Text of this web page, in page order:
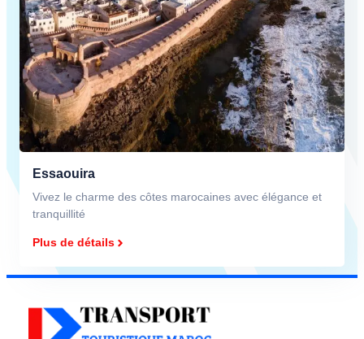
Essaouira
Vivez le charme des côtes marocaines avec élégance et
tranquillité
Plus de détails